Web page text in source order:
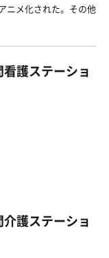
ニメ化された。その他
護ステーショ
護ステーショ